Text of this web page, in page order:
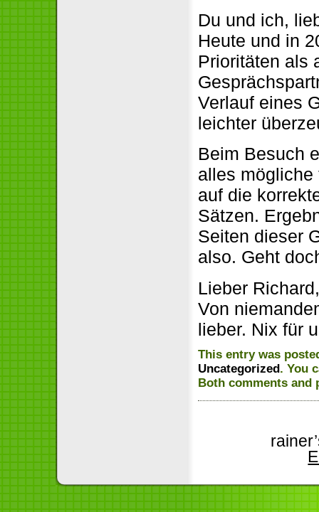
Du und ich,
Heute und in
Prioritäten als
Verlauf eines
leichter
Beim Besuch
alles
auf die
Sätzen.
Seiten dieser
also. Geht
Lieber
Von
lieber. Nix für
This entry was
Uncategorized. You
Both comments and